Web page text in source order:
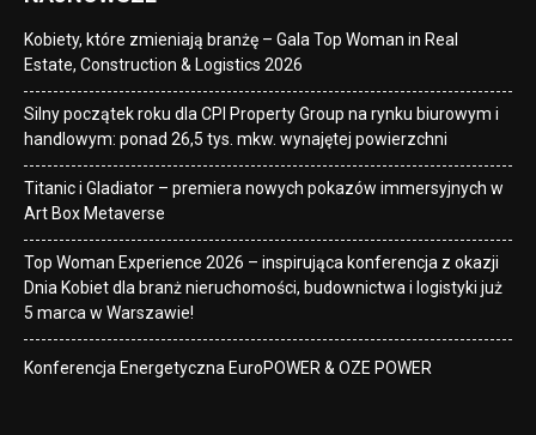
Kobiety, które zmieniają branżę – Gala Top Woman in Real
Estate, Construction & Logistics 2026
Silny początek roku dla CPI Property Group na rynku biurowym i
handlowym: ponad 26,5 tys. mkw. wynajętej powierzchni
Titanic i Gladiator – premiera nowych pokazów immersyjnych w
Art Box Metaverse
Top Woman Experience 2026 – inspirująca konferencja z okazji
Dnia Kobiet dla branż nieruchomości, budownictwa i logistyki już
5 marca w Warszawie!
Konferencja Energetyczna EuroPOWER & OZE POWER